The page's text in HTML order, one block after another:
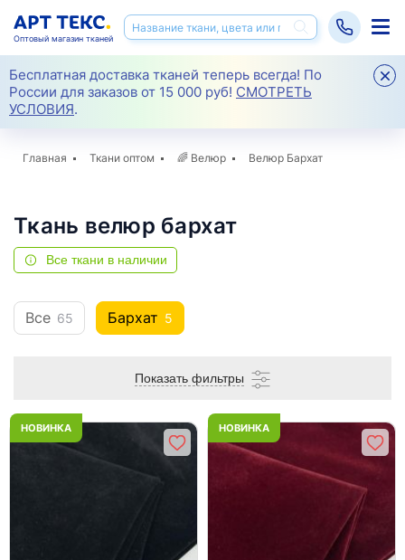
Бесплатная доставка тканей теперь всегда! По
России для заказов от 15 000 руб! СМОТРЕТЬ
УСЛОВИЯ.
Оптовый магазин тканей
Главная Ткани оптом 🌈 Велюр Велюр Бархат
Ткань велюр бархат
Все ткани в наличии
Все 65 Бархат 5
Показать фильтры
НОВИНКА НОВИНКА